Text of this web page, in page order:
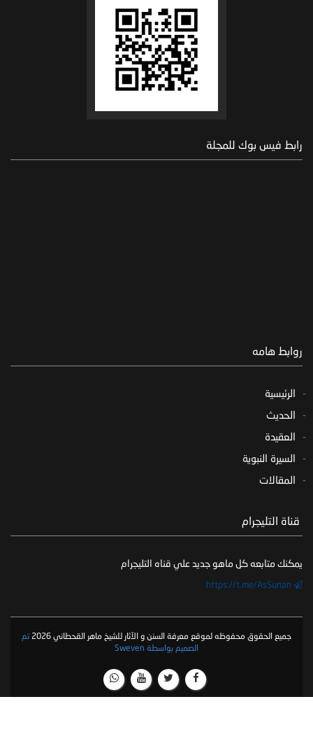
رابط فيس بوك للمجلة
روابط هامه
الرئيسية
الحديث
العقيدة
السيرة النبوية
المقالات
‏ قناة التليجرام
يمكنك متابعه كل ماهو جديد علي قناه التليجرام
جميع الحقوق محفوظه لموقع معرفة السنن و الآثار للشيخ ماهر القحطاني 2026
تم
الصميم بواسطة Sweven